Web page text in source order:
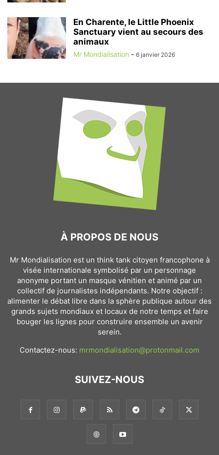
En Charente, le Little Phoenix
Sanctuary vient au secours des
animaux
Mr Mondialisation - 6 janvier 2026
À PROPOS DE NOUS
Mr Mondialisation est un think tank citoyen francophone à
visée internationale symbolisé par un personnage
anonyme portant un masque vénitien et animé par un
collectif de journalistes indépendants. Notre objectif :
alimenter le débat libre dans la sphère publique autour des
grands sujets mondiaux et locaux de notre temps et faire
bouger les lignes pour construire ensemble un avenir
serein.
Contactez-nous: mrmondialisation@protonmail.com
SUIVEZ-NOUS